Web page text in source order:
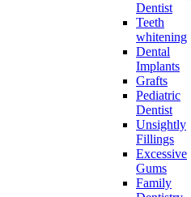
Dentist
Teeth
whitening
Dental
Implants
Grafts
Pediatric
Dentist
Unsightly
Fillings
Excessive
Gums
Family